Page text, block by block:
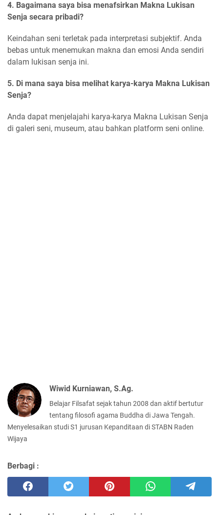
4. Bagaimana saya bisa menafsirkan Makna Lukisan
Senja secara pribadi?
Keindahan seni terletak pada interpretasi subjektif. Anda
bebas untuk menemukan makna dan emosi Anda sendiri
dalam lukisan senja ini.
5. Di mana saya bisa melihat karya-karya Makna Lukisan
Senja?
Anda dapat menjelajahi karya-karya Makna Lukisan Senja
di galeri seni, museum, atau bahkan platform seni online.
Wiwid Kurniawan, S.Ag.
Belajar Filsafat sejak tahun 2008 dan aktif bertutur
tentang filosofi agama Buddha di Jawa Tengah.
Menyelesaikan studi S1 jurusan Kepanditaan di STABN Raden
Wijaya
Berbagi :